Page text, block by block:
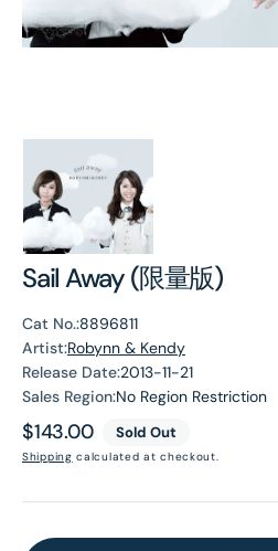
Sail Away (限量版)
Cat No.:8896811
Artist:Robynn & Kendy
Release Date:2013-11-21
Sales Region:No Region Restriction
Regular
price
$143.00 Sold Out
Shipping calculated at checkout.